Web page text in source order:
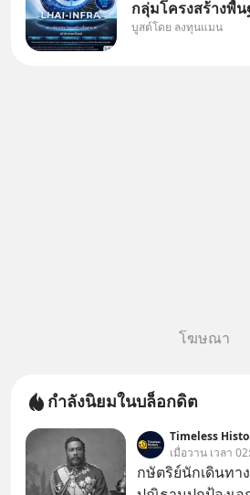
กลุ่มโครงสร้างพื้
งบลงทุนครั้งใหญ่ใ
บูสต์โดย ลงทุนแมน
โฆษณา
กำลังนิยมในบล็อกดิต
เมื่อวาน เวลา
กษัตริย์นักเดินทา